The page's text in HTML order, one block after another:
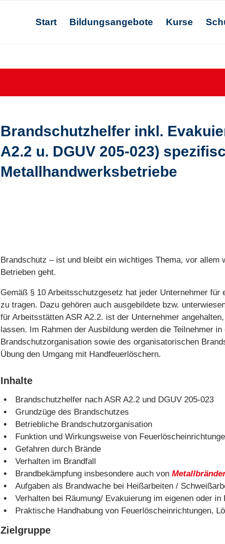
Start Bildungsangebote Kurse
Brandschutzhelfer inkl.
A2.2 u. DGUV 205-023)
Metallhandwerksbetriebe
Brandschutz – ist und bleibt ein wichtiges Thema, vor
Betrieben geht.
Gemäß § 10 Arbeitsschutzgesetz hat jeder Unternehmer
zu tragen. Dazu gehören auch ausgebildete bzw.
für Arbeitsstätten ASR A2.2. ist der Unternehmer
lassen. Im Rahmen der Ausbildung werden die Teilnehmer
Brandschutzorganisation sowie des organisatorischen
Übung den Umgang mit Handfeuerlöschern.
Inhalte
Brandschutzhelfer nach ASR A2.2 und DGUV 205-023
Grundzüge des Brandschutzes
Betriebliche Brandschutzorganisation
Funktion und Wirkungsweise von
Gefahren durch Brände
Verhalten im Brandfall
Brandbekämpfung insbesondere auch von
Aufgaben als Brandwache bei Heißarbeiten /
Verhalten bei Räumung/ Evakuierung im eigenen oder in
Praktische Handhabung von Feuerlöscheinrichtungen,
Zielgruppe